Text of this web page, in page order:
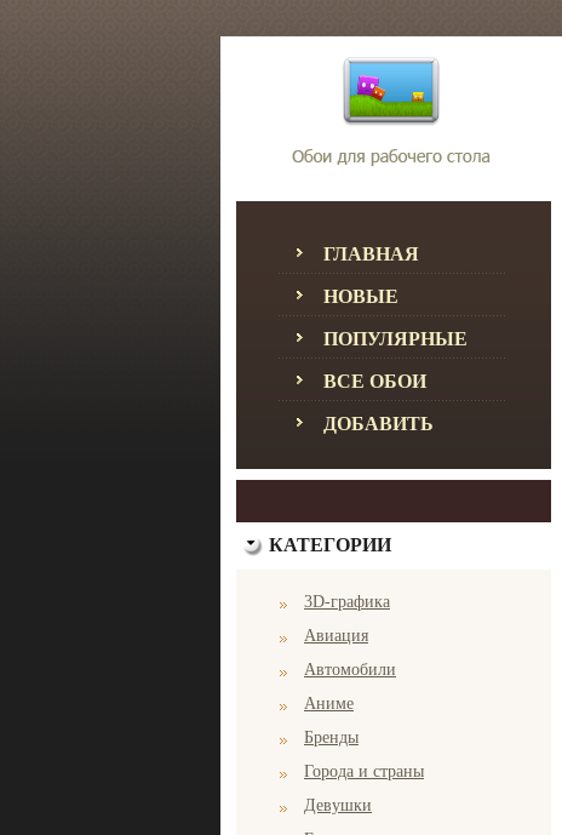
ГЛАВНАЯ
НОВЫЕ
ПОПУЛЯРНЫЕ
ВСЕ ОБОИ
ДОБАВИТЬ
КАТЕГОРИИ
3D-графика
Авиация
Автомобили
Аниме
Бренды
Города и страны
Девушки